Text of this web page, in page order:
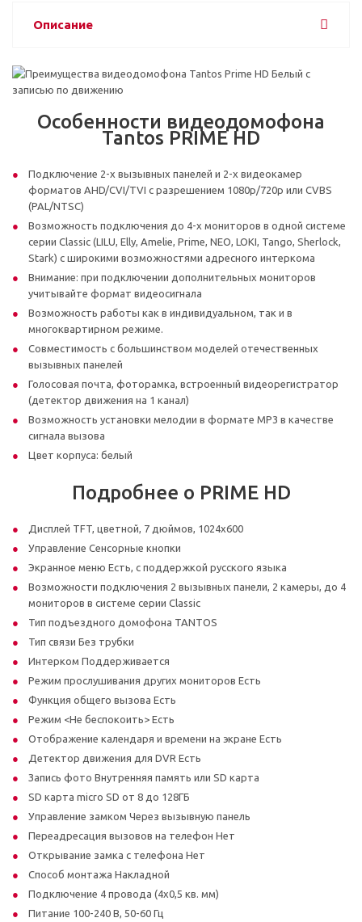
Описание
Особенности видеодомофона
Tantos PRIME HD
Подключение 2-х вызывных панелей и 2-х видеокамер
форматов AHD/CVI/TVI с разрешением 1080p/720p или CVBS
(PAL/NTSC)
Возможность подключения до 4-х мониторов в одной системе
серии Classic (LILU, Elly, Amelie, Prime, NEO, LOKI, Tango, Sherlock,
Stark) с широкими возможностями адресного интеркома
Внимание: при подключении дополнительных мониторов
учитывайте формат видеосигнала
Возможность работы как в индивидуальном, так и в
многоквартирном режиме.
Совместимость с большинством моделей отечественных
вызывных панелей
Голосовая почта, фоторамка, встроенный видеорегистратор
(детектор движения на 1 канал)
Возможность установки мелодии в формате MP3 в качестве
сигнала вызова
Цвет корпуса: белый
Подробнее о PRIME HD
Дисплей TFT, цветной, 7 дюймов, 1024х600
Управление Сенсорные кнопки
Экранное меню Есть, с поддержкой русского языка
Возможности подключения 2 вызывных панели, 2 камеры, до 4
мониторов в системе серии Classic
Тип подъездного домофона TANTOS
Тип связи Без трубки
Интерком Поддерживается
Режим прослушивания других мониторов Есть
Функция общего вызова Есть
Режим <Не беспокоить> Есть
Отображение календаря и времени на экране Есть
Детектор движения для DVR Есть
Запись фото Внутренняя память или SD карта
SD карта micro SD от 8 до 128ГБ
Управление замком Через вызывную панель
Переадресация вызовов на телефон Нет
Открывание замка с телефона Нет
Способ монтажа Накладной
Подключение 4 провода (4х0,5 кв. мм)
Питание 100-240 В, 50-60 Гц